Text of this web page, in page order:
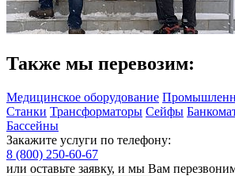
Также мы перевозим:
Медицинское оборудование
Станки Трансформаторы Сейфы
Бассейны
Закажите услуги по телефону:
8 (800) 250-60-67
или оставьте заявку, и мы Вам